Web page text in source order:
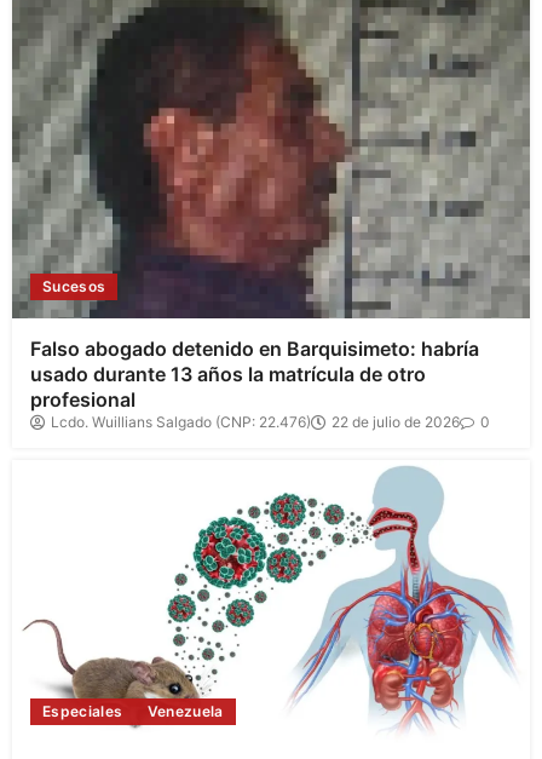
Sucesos
Falso abogado detenido en Barquisimeto: habría
usado durante 13 años la matrícula de otro
profesional
Lcdo. Wuillians Salgado (CNP: 22.476) 22 de julio de 2026 0
Especiales Venezuela